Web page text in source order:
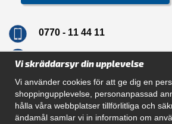
0770 - 11 44 11
Navigation
Vi skräddarsyr din upplevelse
Vi använder cookies för att ge dig en
shoppingupplevelse, personanpassad
hålla våra webbplatser tillförlitliga och
ändamål samlar vi in information om